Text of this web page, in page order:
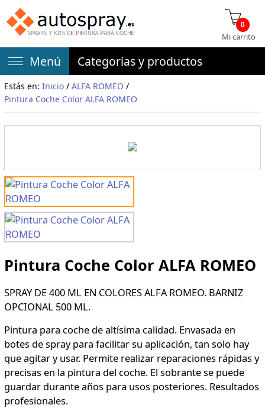
0
Mi carrito
Menú Categorías y productos
Estás en: Inicio/ ALFA ROMEO /
Pintura Coche Color ALFA ROMEO
Pintura Coche Color ALFA ROMEO
SPRAY DE 400 ML EN COLORES ALFA ROMEO. BARNIZ
OPCIONAL 500 ML.
Pintura para coche de altísima calidad. Envasada en
botes de spray para facilitar su aplicación, tan solo hay
que agitar y usar. Permite realizar reparaciones rápidas y
precisas en la pintura del coche. El sobrante se puede
guardar durante años para usos posteriores. Resultados
profesionales.